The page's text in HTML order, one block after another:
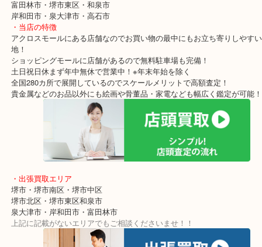
昔の古いお金がありましたら状態を問わず無料査定をさせていただ
お気軽にお立ち寄りください！
・最寄り駅
東北高速鉄道線「栂・美木多駅」「光明池」「泉ヶ丘」
・ご来店が多いエリア
堺市・大阪狭山市・堺市南区
富田林市・堺市東区・和泉市
岸和田市・泉大津市・高石市
・当店の特徴
アクロスモールにある店舗なのでお買い物の最中にもお立ち寄りし
ショッピングモールに店舗があるので無料駐車場も完備！
土日祝日休まず年中無休で営業中！※年末年始を除く
全国280カ所で展開しているのでスケールメリットで高額査定！
貴金属などのお品以外にも絵画や骨董品・家電なども幅広く鑑定が